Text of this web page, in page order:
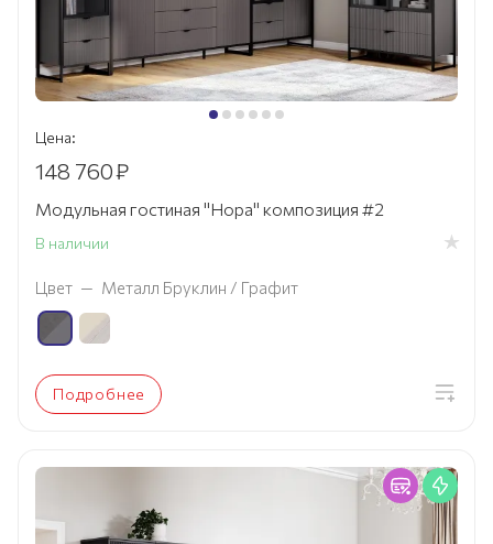
Цена:
148 760₽
Модульная гостиная "Нора" композиция #2
В наличии
Цвет — Металл Бруклин / Графит
Подробнее